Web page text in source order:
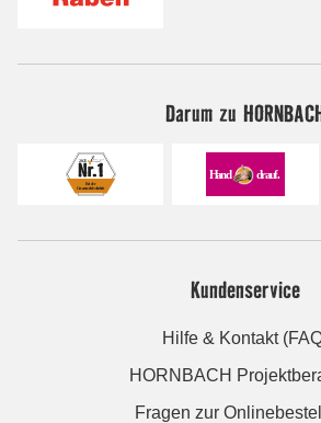
Darum zu
Kundenservice
Hilfe & Kontakt
HORNBACH
Fragen zur